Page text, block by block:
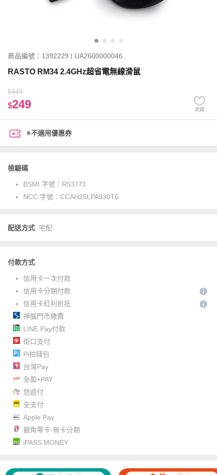
商品編號：1392229 | UA2600000046
RASTO RM34 2.4GHz超省電無線滑鼠
$449
$249 收藏
※不適用優惠券
檢驗碼
BSMI 字號： R53771
NCC 字號： CCAH25LPA930T6
配送方式 宅配
付款方式
信用卡一次付款
信用卡分期付款
信用卡紅利折抵
神腦門市繳費
LINE Pay付款
街口支付
Pi拍錢包
台灣Pay
全盈+PAY
悠遊付
全支付
Apple Pay
銀角零卡-無卡分期
iPASS MONEY